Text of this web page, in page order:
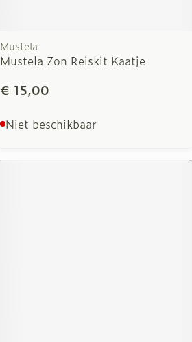
Mustela
Mustela Zon Reiskit Kaatje
€ 15,00
Niet beschikbaar